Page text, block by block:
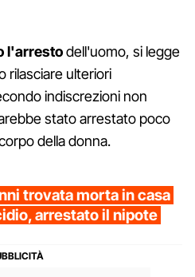
l'arrestodell'uomo, si legge
rilasciare ulteriori
indiscrezioni non
stato arrestato poco
della donna.
trovata morta in casa
arrestato il nipote